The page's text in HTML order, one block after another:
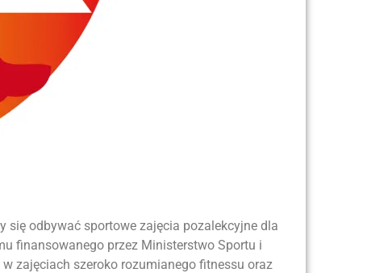
się odbywać sportowe zajęcia pozalekcyjne dla
finansowanego przez Ministerstwo Sportu i
zajęciach szeroko rozumianego fitnessu oraz